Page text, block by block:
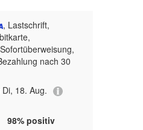
, Lastschrift,
nach 30
18. Aug.
98% positiv